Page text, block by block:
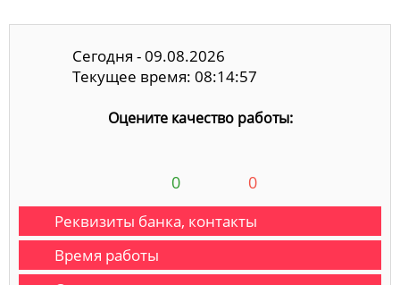
Сегодня - 09.08.2026
Текущее время: 08:14:57
Оцените качество работы:
0 0
Реквизиты банка, контакты
Время работы